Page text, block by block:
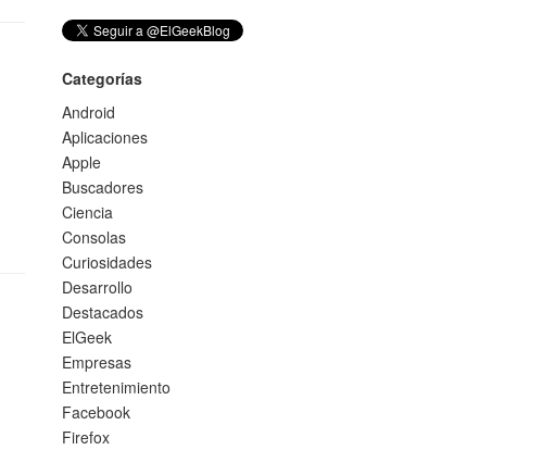
Categorías
Android
Aplicaciones
Apple
Buscadores
Ciencia
Consolas
Curiosidades
Desarrollo
Destacados
ElGeek
Empresas
Entretenimiento
Facebook
Firefox